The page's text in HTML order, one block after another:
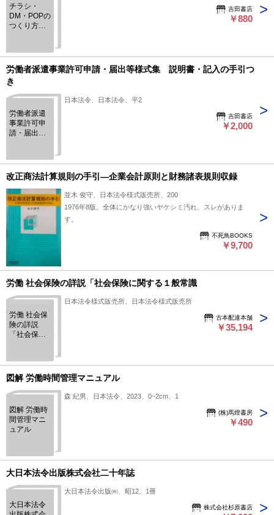
チラシ・
DM・POPの
つくり方
な形
吉田書店
￥880
労働者派遣事業許可申請・届出等様式集 説明書・記入の手引つ
き
労働者派遣
事業許可申
請・届出等
の手引つき
日本法令、日本法令、平2
吉田書店
￥2,000
改正商法計算規則の手引―企業会計原則と財務諸表規則収録
並木 俊守、日本法令様式販売所、200
1976年8版。全体にかなり強いヤケシミ汚れ、スレがありま
す。
不死鳥BOOKS
￥9,700
労働 社会保険の詳説「社会保険に関する１般常識
労働 社会保
険の詳説
「社会保険
日本法令様式販売所、日本法令様式販売所
古本配達本舗
￥35,194
図解 労働時間管理マニュアル
図解 労働時
間管理マニ
ュアル
森 紀男、日本法令、2023、0~2cm、1
(株)馬燈書房
￥490
大日本法令出版株式会社二十年誌
大日本法令
大日本法令出版㈱、昭12、1冊
株式会社杉原書店